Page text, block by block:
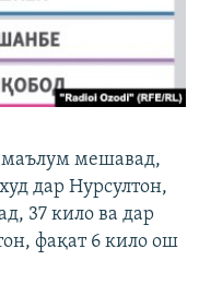
мешавад,
дар Нурсултон,
37 кило ва дар
фақат 6 кило ош